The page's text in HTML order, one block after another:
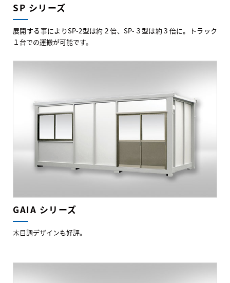
SP シリーズ
展開する事によりSP-2型は約２倍、SP-３型は約３倍に。トラック
１台での運搬が可能です。
GAIA シリーズ
木目調デザインも好評。